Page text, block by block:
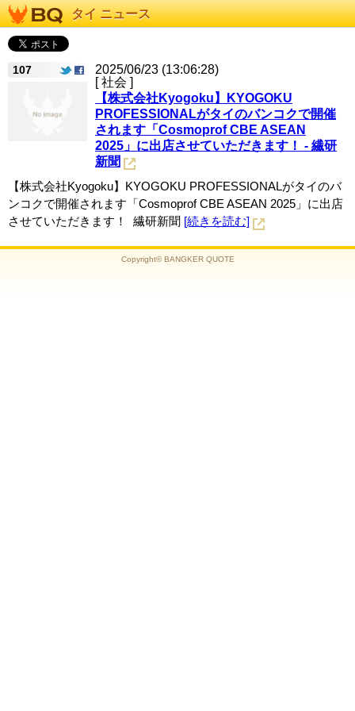
タイ ニュース
107
2025/06/23 (13:06:28)
[ 社会 ]
【株式会社Kyogoku】KYOGOKU
PROFESSIONALがタイのバンコクで開催
されます「Cosmoprof CBE ASEAN
2025」に出店させていただきます！ - 繊研
新聞
【株式会社Kyogoku】KYOGOKU PROFESSIONALがタイのバ
ンコクで開催されます「Cosmoprof CBE ASEAN 2025」に出店
させていただきます！ 繊研新聞 [続きを読む]
Copyright© BANGKER QUOTE